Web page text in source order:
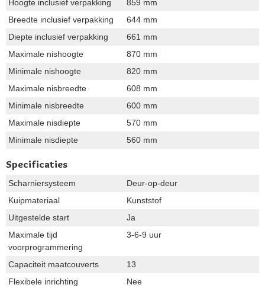
Hoogte inclusief verpakking
859 mm
Breedte inclusief verpakking
644 mm
Diepte inclusief verpakking
661 mm
Maximale nishoogte
870 mm
Minimale nishoogte
820 mm
Maximale nisbreedte
608 mm
Minimale nisbreedte
600 mm
Maximale nisdiepte
570 mm
Minimale nisdiepte
560 mm
Specificaties
Scharniersysteem
Deur-op-deur
Kuipmateriaal
Kunststof
Uitgestelde start
Ja
Maximale tijd
voorprogrammering
3-6-9 uur
Capaciteit maatcouverts
13
Flexibele inrichting
Nee